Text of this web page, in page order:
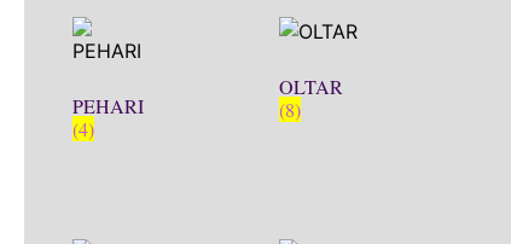
PEHARI
(4)
OLTAR
(8)